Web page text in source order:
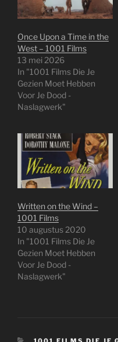
Once Upon a Time in the
West – 1001 Films
13 mei 2026
In "1001 Films Die Je
Gezien Moet Hebben
Voor Je Dood -
Naslagwerk"
Written on the Wind –
1001 Films
10 augustus 2020
In "1001 Films Die Je
Gezien Moet Hebben
Voor Je Dood -
Naslagwerk"
CATEGORIEËN